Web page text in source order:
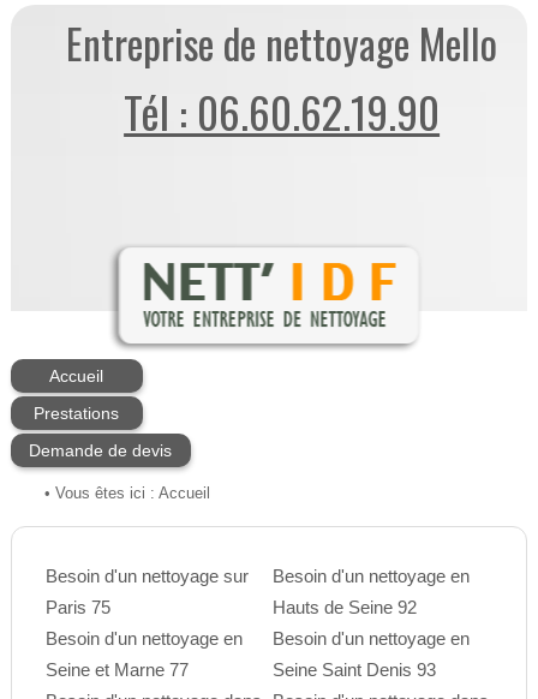
Entreprise de nettoyage Mello
Tél : 06.60.62.19.90
Accueil
Prestations
Demande de devis
• Vous êtes ici : Accueil
Besoin d'un nettoyage sur
Paris 75
Besoin d'un nettoyage en
Seine et Marne 77
Besoin d'un nettoyage en
Hauts de Seine 92
Besoin d'un nettoyage en
Seine Saint Denis 93